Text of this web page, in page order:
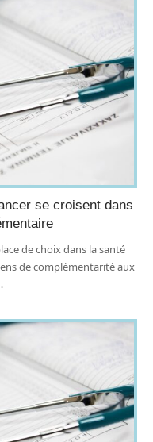
se croisent dans
de choix dans la santé
de complémentarité aux